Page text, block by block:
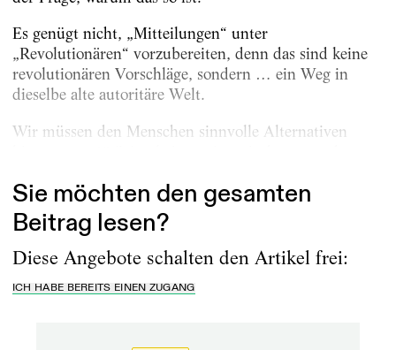
Es genügt nicht, „Mitteilungen“ unter
„Revolutionären“ vorzubereiten, denn das sind keine
revolutionären Vorschläge, sondern … ein Weg in
dieselbe alte autoritäre Welt.
Wir müssen den Menschen sinnvolle Alternativen
Sie möchten den gesamten
Beitrag lesen?
Diese Angebote schalten den Artikel frei:
ICH HABE BEREITS EINEN ZUGANG